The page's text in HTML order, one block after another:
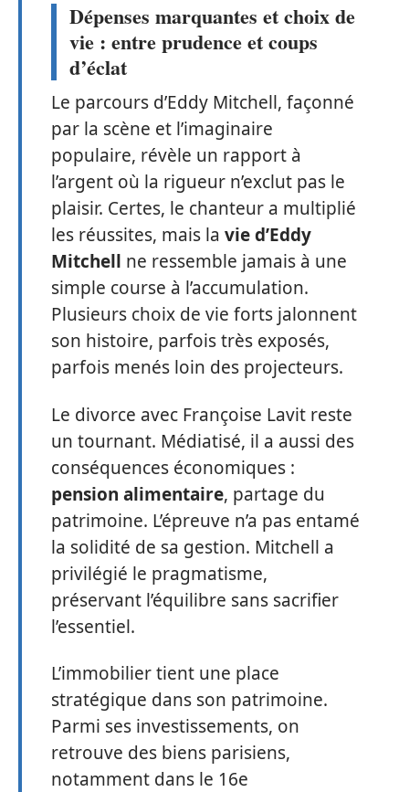
Dépenses marquantes et choix de
vie : entre prudence et coups
d’éclat
Le parcours d’Eddy Mitchell, façonné
par la scène et l’imaginaire
populaire, révèle un rapport à
l’argent où la rigueur n’exclut pas le
plaisir. Certes, le chanteur a multiplié
les réussites, mais la vie d’Eddy
Mitchell ne ressemble jamais à une
simple course à l’accumulation.
Plusieurs choix de vie forts jalonnent
son histoire, parfois très exposés,
parfois menés loin des projecteurs.
Le divorce avec Françoise Lavit reste
un tournant. Médiatisé, il a aussi des
conséquences économiques :
pension alimentaire, partage du
patrimoine. L’épreuve n’a pas entamé
la solidité de sa gestion. Mitchell a
privilégié le pragmatisme,
préservant l’équilibre sans sacrifier
l’essentiel.
L’immobilier tient une place
stratégique dans son patrimoine.
Parmi ses investissements, on
retrouve des biens parisiens,
notamment dans le 16e